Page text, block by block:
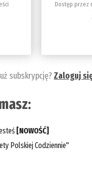
Dostęp przez
subskrypcję?Zaloguj
[NOWOŚĆ]
Polskiej Codziennie"